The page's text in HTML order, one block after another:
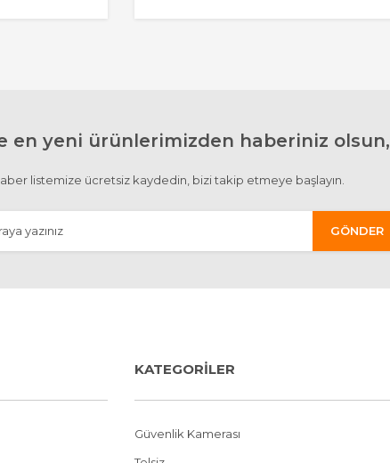
Gönder
en yeni ürünlerimizden haberiniz olsun,
listemize ücretsiz kaydedin, bizi takip etmeye başlayın.
GÖNDER
KATEGORİLER
Güvenlik Kamerası